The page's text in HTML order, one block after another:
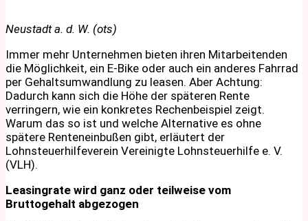
Neustadt a. d. W. (ots)
Immer mehr Unternehmen bieten ihren Mitarbeitenden
die Möglichkeit, ein E-Bike oder auch ein anderes Fahrrad
per Gehaltsumwandlung zu leasen. Aber Achtung:
Dadurch kann sich die Höhe der späteren Rente
verringern, wie ein konkretes Rechenbeispiel zeigt.
Warum das so ist und welche Alternative es ohne
spätere Renteneinbußen gibt, erläutert der
Lohnsteuerhilfeverein Vereinigte Lohnsteuerhilfe e. V.
(VLH).
Leasingrate wird ganz oder teilweise vom
Bruttogehalt abgezogen